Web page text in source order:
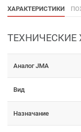
ХАРАКТЕРИСТИКИ
ТЕХНИЧЕСКИЕ
Аналог JMA
Вид
Назначание